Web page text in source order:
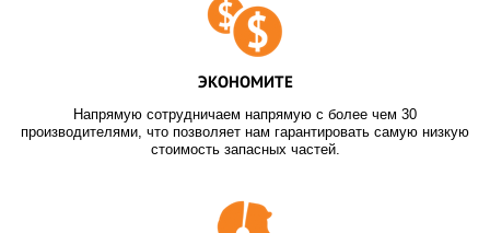
ЭКОНОМИТЕ
Напрямую сотрудничаем напрямую с более чем 30
производителями, что позволяет нам гарантировать самую низкую
стоимость запасных частей.